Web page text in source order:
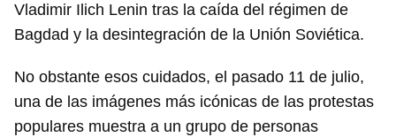
Guardar como favorito
Para poder guardar como favorito, primero has de
iniciar sesión con tu cuenta de 14ymedio.
INICIAR SESIÓN CANCELAR
Vladimir Ilich Lenin tras la caída del régimen de
Bagdad y la desintegración de la Unión Soviética.
No obstante esos cuidados, el pasado 11 de julio,
una de las imágenes más icónicas de las protestas
populares muestra a un grupo de personas